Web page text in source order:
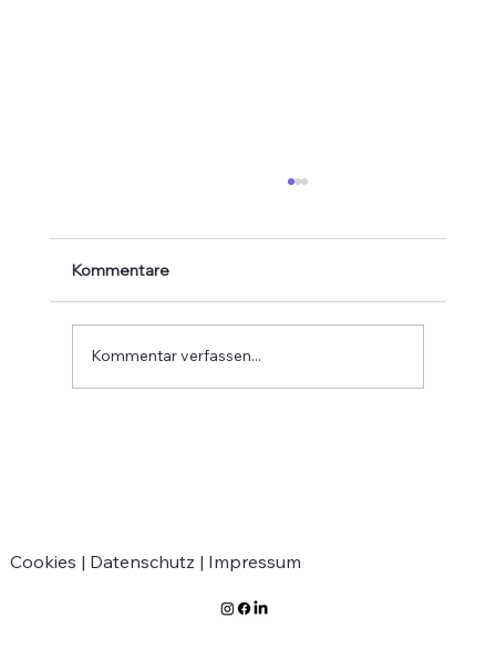
Kommentare
Kommentar verfassen...
Cookies | Datenschutz | Impressum